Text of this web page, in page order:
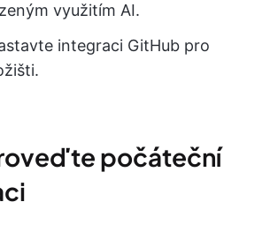
využitím AI.
integraci GitHub pro
počáteční